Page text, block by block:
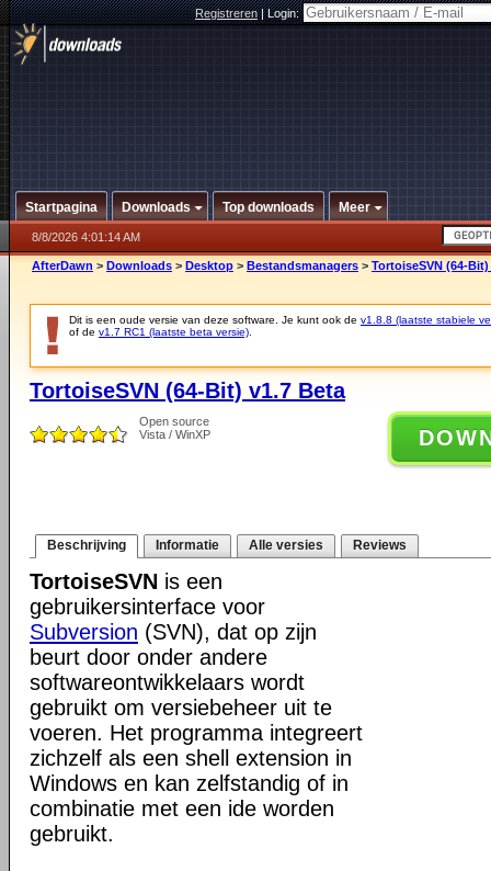
Registreren|Login:
Startpagina Downloads Top downloads Meer
8/8/2026 4:01:14 AM
AfterDawn > Downloads > Desktop > Bestandsmanagers > TortoiseSVN (64-Bit)
Dit is een oude versie van deze software. Je kunt ook de v1.8.8 (laatste stabiele
of de v1.7 RC1 (laatste beta versie)
TortoiseSVN (64-Bit) v1.7 Beta
Open source
Vista / WinXP
Beschrijving Informatie Alle versies Reviews
TortoiseSVN is een
gebruikersinterface voor
Subversion (SVN), dat op zijn
beurt door onder andere
softwareontwikkelaars wordt
gebruikt om versiebeheer uit te
voeren. Het programma integreert
zichzelf als een shell extension in
Windows en kan zelfstandig of in
combinatie met een ide worden
gebruikt.